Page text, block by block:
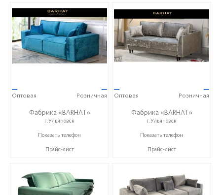
—
Оптовая
—
Розничная
Фабрика «BARHAT»
г.Ульяновск
+7 (996) 219-29-77
Показать телефон
Прайс-лист
—
Оптовая
—
Розничная
Фабрика «BARHAT»
г.Ульяновск
+7 (996) 219-29-77
Показать телефон
Прайс-лист